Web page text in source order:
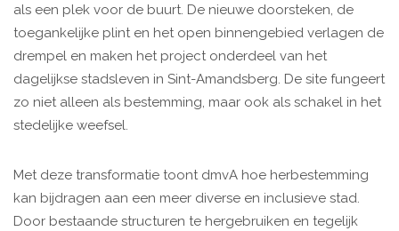
als een plek voor de buurt. De nieuwe doorsteken, de
toegankelijke plint en het open binnengebied verlagen de
drempel en maken het project onderdeel van het
dagelijkse stadsleven in Sint-Amandsberg. De site fungeert
zo niet alleen als bestemming, maar ook als schakel in het
stedelijke weefsel.
Met deze transformatie toont dmvA hoe herbestemming
kan bijdragen aan een meer diverse en inclusieve stad.
Door bestaande structuren te hergebruiken en tegelijk